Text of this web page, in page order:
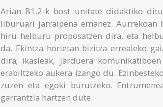
Arian B1.2-k bost unitate didaktiko
liburuari jarraipena emanez. Aurrekoan
hiru helburu proposatzen dira, eta
da. Ekintza horietan bizitza errealeko
dira; ikasleak, jarduera
erabiltzeko aukera izango du.
zuzen eta egoki burutzeko.
garrantzia hartzen dute.